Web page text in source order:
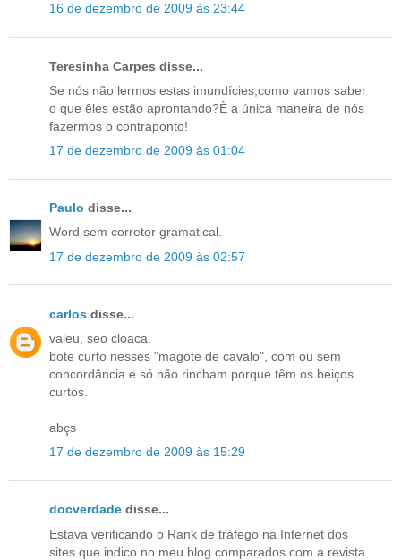
16 de dezembro de 2009 às 23:44
Teresinha Carpes disse...
Se nós não lermos estas imundícies,como vamos saber
o que êles estão aprontando?È a única maneira de nós
fazermos o contraponto!
17 de dezembro de 2009 às 01:04
Paulo disse...
Word sem corretor gramatical.
17 de dezembro de 2009 às 02:57
carlos disse...
valeu, seo cloaca.
bote curto nesses "magote de cavalo", com ou sem
concordância e só não rincham porque têm os beiços
curtos.
abçs
17 de dezembro de 2009 às 15:29
docverdade disse...
Estava verificando o Rank de tráfego na Internet dos
sites que indico no meu blog comparados com a revista